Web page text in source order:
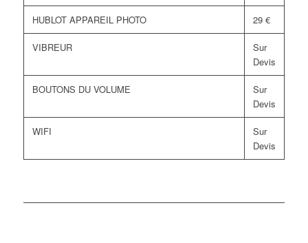
HUBLOT APPAREIL PHOTO 29 €
VIBREUR
Sur
Devis
BOUTONS DU VOLUME
Sur
Devis
WIFI
Sur
Devis